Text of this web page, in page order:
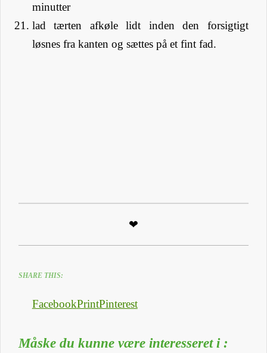
minutter
lad tærten afkøle lidt inden den forsigtigt
løsnes fra kanten og sættes på et fint fad.
❤
SHARE THIS:
FacebookPrintPinterest
Måske du kunne være interesseret i :